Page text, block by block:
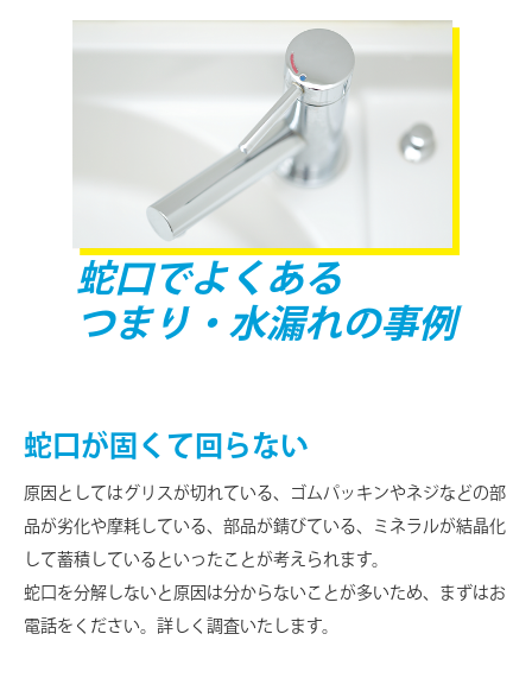
蛇口でよくある
つまり・水漏れの事例
蛇口が固くて回らない
原因としてはグリスが切れている、ゴムパッキンやネジなどの部
品が劣化や摩耗している、部品が錆びている、ミネラルが結晶化
して蓄積しているといったことが考えられます。
蛇口を分解しないと原因は分からないことが多いため、まずはお
電話をください。詳しく調査いたします。